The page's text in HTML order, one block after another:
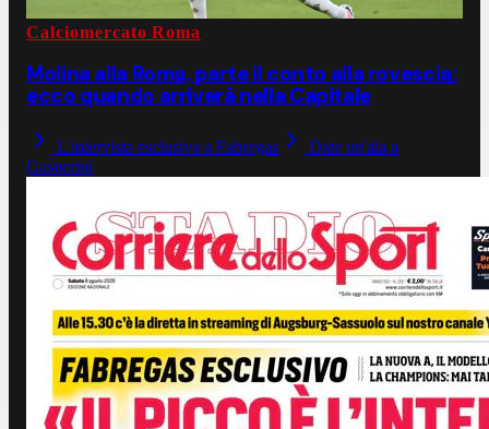
Calciomercato Roma
Molina alla Roma, parte il conto alla rovescia:
ecco quando arriverà nella Capitale
L'intervista esclusiva a Fabregas
Date un'ala a
Gasperini